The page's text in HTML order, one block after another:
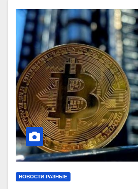
НОВОСТИ РАЗНЫЕ